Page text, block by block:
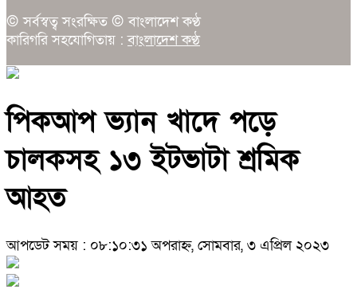
© সর্বস্বত্ব সংরক্ষিত © বাংলাদেশ কণ্ঠ
কারিগরি সহযোগিতায় :বাংলাদেশ কণ্ঠ
পিকআপ ভ্যান খাদে পড়ে
চালকসহ ১৩ ইটভাটা শ্রমিক
আহত
আপডেট সময় : ০৮:১০:৩১ অপরাহ্ন, সোমবার, ৩ এপ্রিল ২০২৩